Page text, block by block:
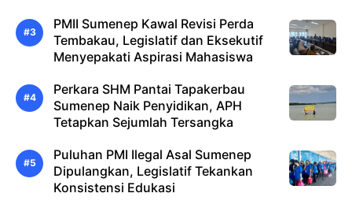
PMII Sumenep Kawal Revisi Perda
Tembakau, Legislatif dan Eksekutif
Menyepakati Aspirasi Mahasiswa
Perkara SHM Pantai Tapakerbau
Sumenep Naik Penyidikan, APH
Tetapkan Sejumlah Tersangka
Puluhan PMI Ilegal Asal Sumenep
Dipulangkan, Legislatif Tekankan
Konsistensi Edukasi